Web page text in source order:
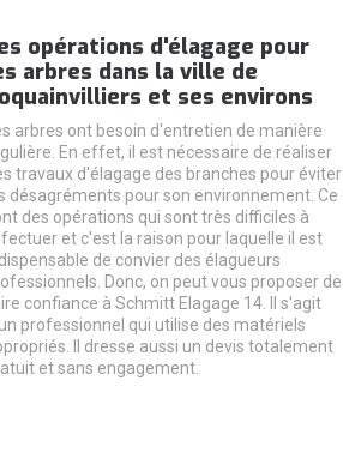
opérations d'élagage pour
arbres dans la ville de
et ses environs
arbres ont besoin d'entretien de manière
En effet, il est nécessaire de réaliser
travaux d'élagage des branches pour éviter
désagréments pour son environnement. Ce
des opérations qui sont très difficiles à
et c'est la raison pour laquelle il est
de convier des élagueurs
Donc, on peut vous proposer de
confiance à Schmitt Elagage 14. Il s'agit
professionnel qui utilise des matériels
Il dresse aussi un devis totalement
et sans engagement.